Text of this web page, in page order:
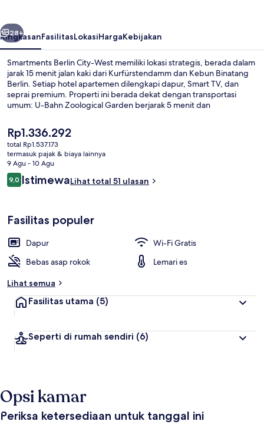
Berikutnya
28+
RingkasanFasilitasLokasiHargaKebijakan
Smartments Berlin City-West memiliki lokasi strategis, berada dalam
jarak 15 menit jalan kaki dari Kurfürstendamm dan Kebun Binatang
Berlin. Setiap hotel apartemen dilengkapi dapur, Smart TV, dan
seprai premium. Properti ini berada dekat dengan transportasi
umum: U-Bahn Zoological Garden berjarak 5 menit dan
Harga
saat
ini
Rp1.336.292
Rp1.336.292
total Rp1.537.173
termasuk pajak & biaya lainnya
9 Agu - 10 Agu
Ulasan
9,09,0 dari 10
IstimewaLihat total 51 ulasan
Fasilitas populer
Dapur
Wi-Fi Gratis
Bebas asap rokok
Lemari es
Lihat semua
Fasilitas utama (5)
Seperti di rumah sendiri (6)
Opsi kamar
Periksa ketersediaan untuk tanggal ini